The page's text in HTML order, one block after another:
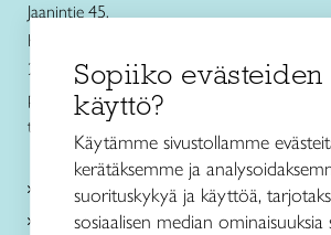
Jaanintie 45,
Kuralan Kylämäen Verstas
20540 Turku
puh. 040 849 9642
turku@taitovarsinaissuomi.fi
Kurssit
Taitokeskukset
Sopiiko evästeiden
käyttö?
Käytämme sivustollamme
kerätäksemme ja
suorituskykyä ja käyttöä,
sosiaalisen median ominaisuuksia